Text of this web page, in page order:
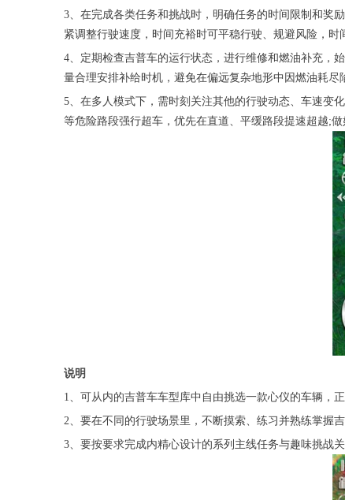
3、在完成各类任务和挑战时，明确任务的时间限制和奖
紧调整行驶速度，时间充裕时可平稳行驶、规避风险，
4、定期检查吉普车的运行状态，进行维修和燃油补充，
量合理安排补给时机，避免在偏远复杂地形中因燃油耗
5、在多人模式下，需时刻关注其他的行驶动态、车速
等危险路段强行超车，优先在直道、平缓路段提速超越;
说明
1、可从内的吉普车车型库中自由挑选一款心仪的车辆，
2、要在不同的行驶场景里，不断摸索、练习并熟练掌握
3、要按要求完成内精心设计的系列主线任务与趣味挑战